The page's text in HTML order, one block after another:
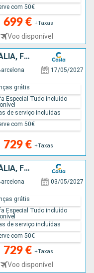
699 € +Taxas
Voo disponível
com 50€
ESPANHA, ILHAS BALEARES, ITÁLIA, FRANÇA
17/05/2027
729 € +Taxas
grátis
Especial Tudo incluído
de serviço incluídas
com 50€
ESPANHA, ILHAS BALEARES, ITÁLIA, FRANÇA
03/05/2027
729 € +Taxas
Voo disponível
grátis
Especial Tudo incluído
de serviço incluídas
com 50€